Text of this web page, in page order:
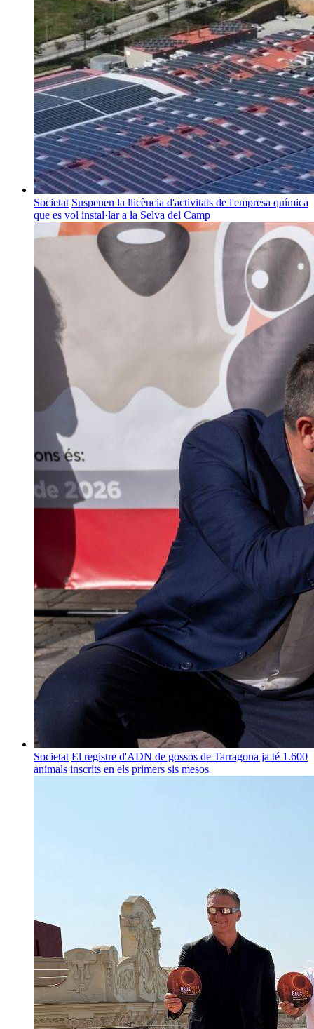
Societat Suspenen la llicència d'activitats de l'empresa química
que es vol instal·lar a la Selva del Camp
Societat El registre d'ADN de gossos de Tarragona ja té 1.600
animals inscrits en els primers sis mesos